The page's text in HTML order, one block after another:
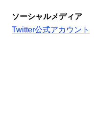
ソーシャルメディア
Twitter公式アカウント